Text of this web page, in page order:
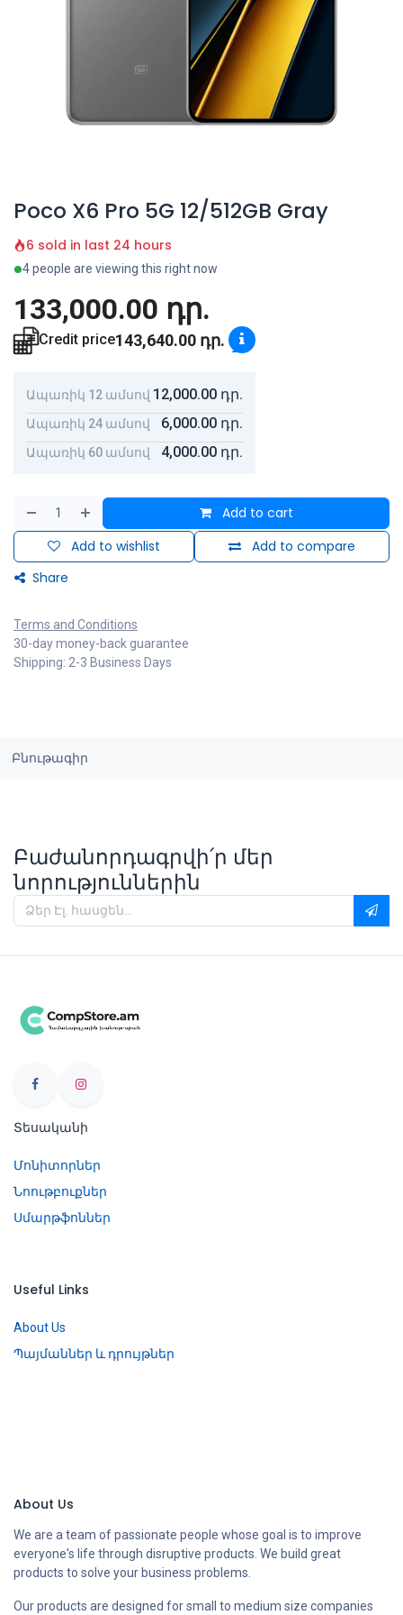
Poco X6 Pro 5G 12/512GB Gray
6 sold in last 24 hours
4 people are viewing this right now
133,000.00 դր.
Credit price143,640.00 դր.
Ապառիկ 12 ամսով 12,000.00 դր.
Ապառիկ 24 ամսով 6,000.00 դր.
Ապառիկ 60 ամսով 4,000.00 դր.
Add to cart
Add to compare
Add to wishlist
Share
Terms and Conditions
30-day money-back guarantee
Shipping: 2-3 Business Days
Բնութագիր
Բաժանորդագրվի՛ր մեր
նորություններին
Տեսականի
Մոնիտորներ
Նոութբուքներ
Սմարթֆոններ
Useful Links
About Us
Պայմաններ և դրույթներ
About Us
We are a team of passionate people whose goal is to improve
everyone's life through disruptive products. We build great
products to solve your business problems.
Our products are designed for small to medium size companies